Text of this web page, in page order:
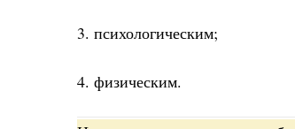
3. психологическим;
4. физическим.